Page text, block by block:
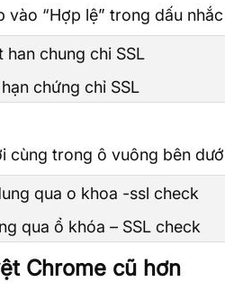
“Hợp lệ” trong dấu nhắc
chứng chỉ SSL
cùng trong ô vuông bên
qua ổ khóa – SSL check
Chrome cũ hơn